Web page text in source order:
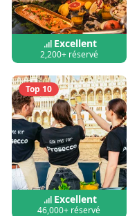
Excellent
2,200+ réservé
Top 10
Excellent
46,000+ réservé